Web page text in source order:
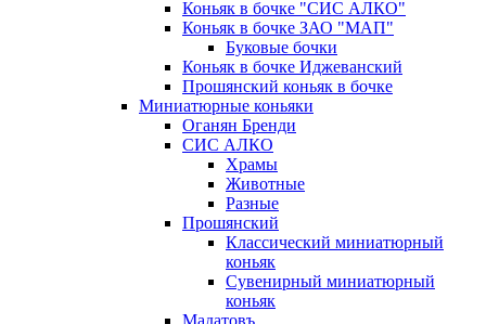
Коньяк в бочке "СИС АЛКО"
Коньяк в бочке ЗАО "МАП"
Буковые бочки
Коньяк в бочке Иджеванский
Прошянский коньяк в бочке
Миниатюрные коньяки
Оганян Бренди
СИС АЛКО
Храмы
Животные
Разные
Прошянский
Классический миниатюрный
коньяк
Сувенирный миниатюрный
коньяк
Мадатовъ